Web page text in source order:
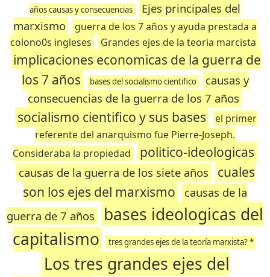
años causas y consecuencias
Ejes principales del
marxismo
guerra de los 7 años y ayuda prestada a
colono0s ingleses
Grandes ejes de la teoria marcista
implicaciones economicas de la guerra de
los 7 años
bases del socialismo cientifico
causas y
consecuencias de la guerra de los 7 años
socialismo cientifico y sus bases
el primer
referente del anarquismo fue Pierre-Joseph.
Consideraba la propiedad
politico-ideologicas
causas de la guerra de los siete años
cuales
son los ejes del marxismo
causas de la
guerra de 7 años
bases ideologicas del
capitalismo
tres grandes ejes de la teoría marxista? *
Los tres grandes ejes del